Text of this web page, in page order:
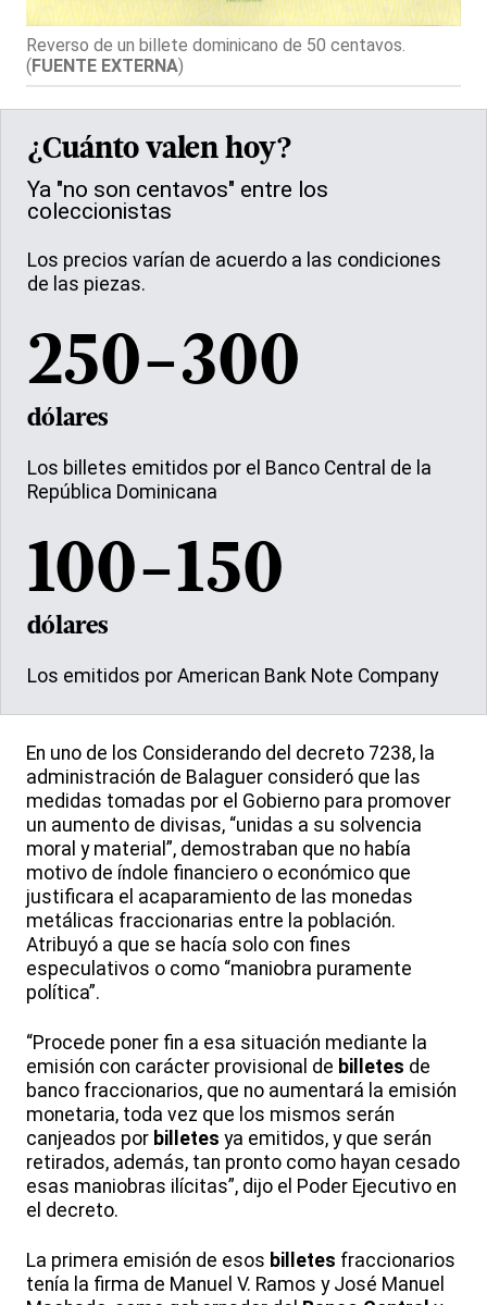
Reverso de un billete dominicano de 50 centavos.
(FUENTE EXTERNA)
¿Cuánto valen hoy?
Ya "no son centavos" entre los
coleccionistas
Los precios varían de acuerdo a las condiciones
de las piezas.
250-300
dólares
Los billetes emitidos por el Banco Central de la
República Dominicana
100-150
dólares
Los emitidos por American Bank Note Company
En uno de los Considerando del decreto 7238, la
administración de Balaguer consideró que las
medidas tomadas por el Gobierno para promover
un aumento de divisas, “unidas a su solvencia
moral y material”, demostraban que no había
motivo de índole financiero o económico que
justificara el acaparamiento de las monedas
metálicas fraccionarias entre la población.
Atribuyó a que se hacía solo con fines
especulativos o como “maniobra puramente
política”.
“Procede poner fin a esa situación mediante la
emisión con carácter provisional de billetes de
banco fraccionarios, que no aumentará la emisión
monetaria, toda vez que los mismos serán
canjeados por billetes ya emitidos, y que serán
retirados, además, tan pronto como hayan cesado
esas maniobras ilícitas”, dijo el Poder Ejecutivo en
el decreto.
La primera emisión de esos billetes fraccionarios
tenía la firma de Manuel V. Ramos y José Manuel